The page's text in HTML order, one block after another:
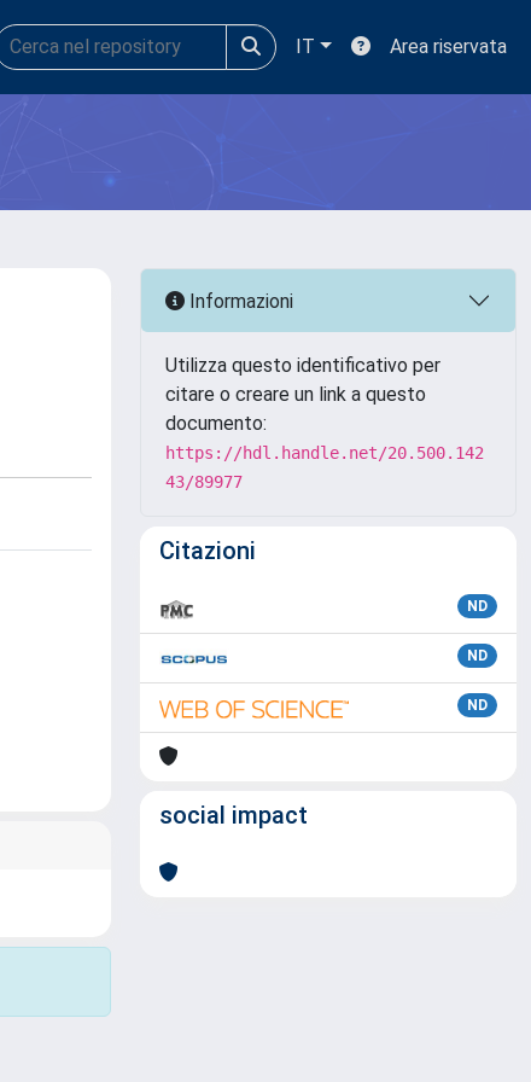
IT Area riservata
Informazioni
Utilizza questo identificativo per
citare o creare un link a questo
documento:
https://hdl.handle.net/20.500.142
43/89977
Citazioni
ND
ND
ND
social impact